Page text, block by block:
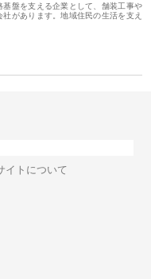
基盤を支える企業として、舗装工事や
があります。地域住民の生活を支え
イトについて